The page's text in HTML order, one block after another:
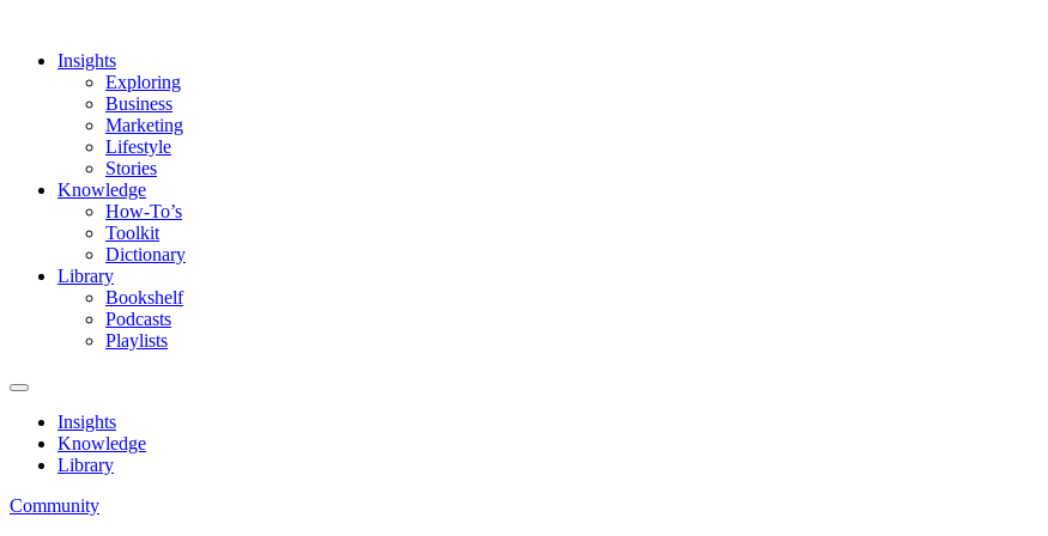
Insights
Exploring
Business
Marketing
Lifestyle
Stories
Knowledge
How-To’s
Toolkit
Dictionary
Library
Bookshelf
Podcasts
Playlists
Insights
Knowledge
Library
Community